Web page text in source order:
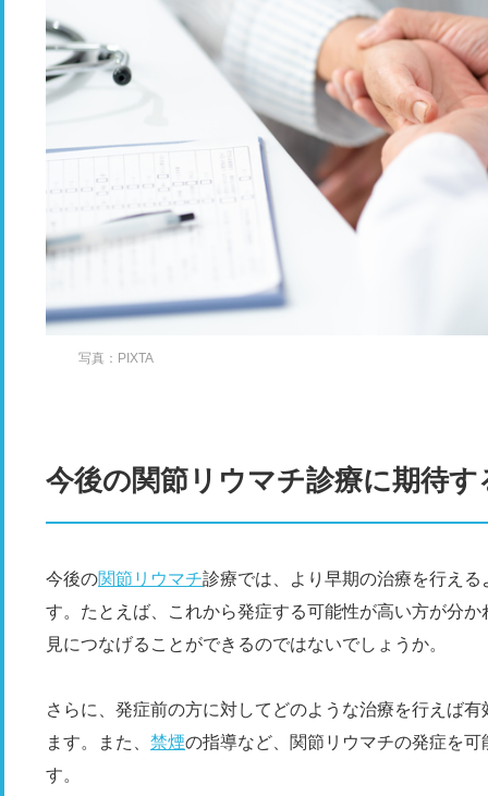
写真：PIXTA
今後の関節リウマチ診療に期待す
今後の関節リウマチ診療では、より早期の治療を行え
す。たとえば、これから発症する可能性が高い方が分
見につなげることができるのではないでしょうか。
さらに、発症前の方に対してどのような治療を行えば
ます。また、 禁煙の指導など、関節リウマチの発症を
す。